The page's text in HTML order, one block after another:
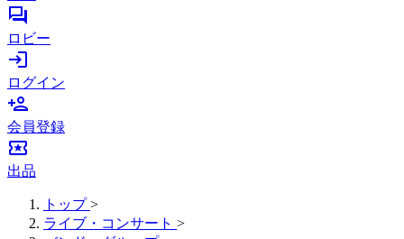
forum
ロビー
login
ログイン
person_add
会員登録
local_activity
出品
トップ >
ライブ・コンサート >